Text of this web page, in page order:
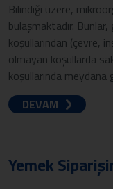
Bilindiği üzere,
bulaşmaktadır. Bunlar,
koşullarından (çevre,
olmayan koşullarda
koşullarında meydana
DEVAM
Yemek